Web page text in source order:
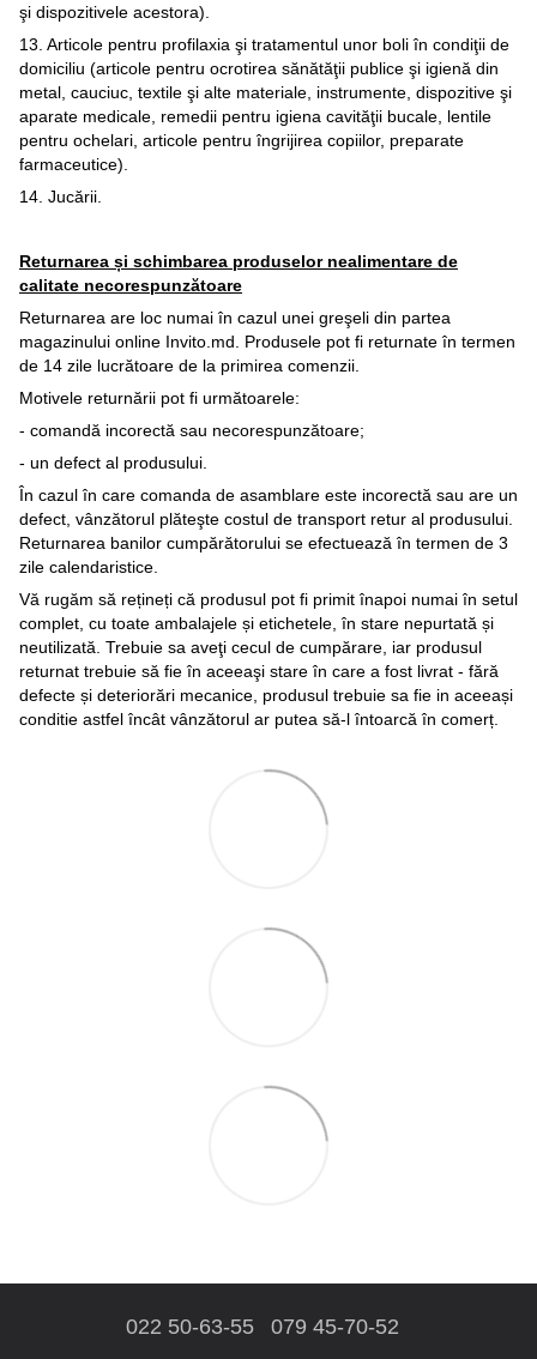
şi dispozitivele acestora).
13. Articole pentru profilaxia şi tratamentul unor boli în condiţii de
domiciliu (articole pentru ocrotirea sănătăţii publice şi igienă din
metal, cauciuc, textile şi alte materiale, instrumente, dispozitive şi
aparate medicale, remedii pentru igiena cavităţii bucale, lentile
pentru ochelari, articole pentru îngrijirea copiilor, preparate
farmaceutice).
14. Jucării.
Returnarea și schimbarea produselor nealimentare de
calitate necorespunzătoare
Returnarea are loc numai în cazul unei greşeli din partea
magazinului online Invito.md. Produsele pot fi returnate în termen
de 14 zile lucrătoare de la primirea comenzii.
Motivele returnării pot fi următoarele:
- comandă incorectă sau necorespunzătoare;
- un defect al produsului.
În cazul în care comanda de asamblare este incorectă sau are un
defect, vânzătorul plăteşte costul de transport retur al produsului.
Returnarea banilor cumpărătorului se efectuează în termen de 3
zile calendaristice.
Vă rugăm să rețineți că produsul pot fi primit înapoi numai în setul
complet, cu toate ambalajele și etichetele, în stare nepurtată și
neutilizată. Trebuie sa aveţi cecul de cumpărare, iar produsul
returnat trebuie să fie în aceeaşi stare în care a fost livrat - fără
defecte și deteriorări mecanice, produsul trebuie sa fie in aceeași
conditie astfel încât vânzătorul ar putea să-l întoarcă în comerț.
022 50-63-55 079 45-70-52